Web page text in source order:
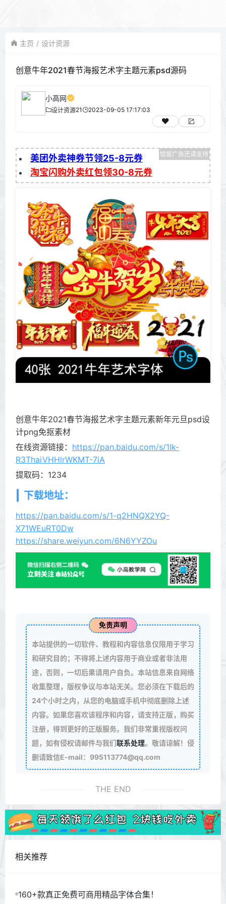
主页 设计资源
创意牛年2021春节海报艺术字主题元素psd源码
小高网
设计资源21 2023-09-05 17:17:03
美团外卖神券节领25-8元券
淘宝闪购外卖红包领30-8元券
创意牛年2021春节海报艺术字主题元素新年元旦psd设
计png免抠素材
在线资源链接： https://pan.baidu.com/s/1Ik-
R3ThaiVHHlrWKMT-7iA
提取码：1234
下载地址：
https://pan.baidu.com/s/1-q2HNQX2YQ-
X71WEuRT0Dw
https://share.weiyun.com/6N6YYZOu
免责声明
本站提供的一切软件、教程和内容信息仅限用于学习
和研究目的；不得将上述内容用于商业或者非法用
途，否则，一切后果请用户自负。本站信息来自网络
收集整理，版权争议与本站无关。您必须在下载后的
24个小时之内，从您的电脑或手机中彻底删除上述
内容。如果您喜欢该程序和内容，请支持正版，购买
注册，得到更好的正版服务。我们非常重视版权问
题，如有侵权请邮件与我们联系处理。敬请谅解！侵
删请致信E-mail：995113774@qq.com
THE END
相关推荐
160+款真正免费可商用精品字体合集！